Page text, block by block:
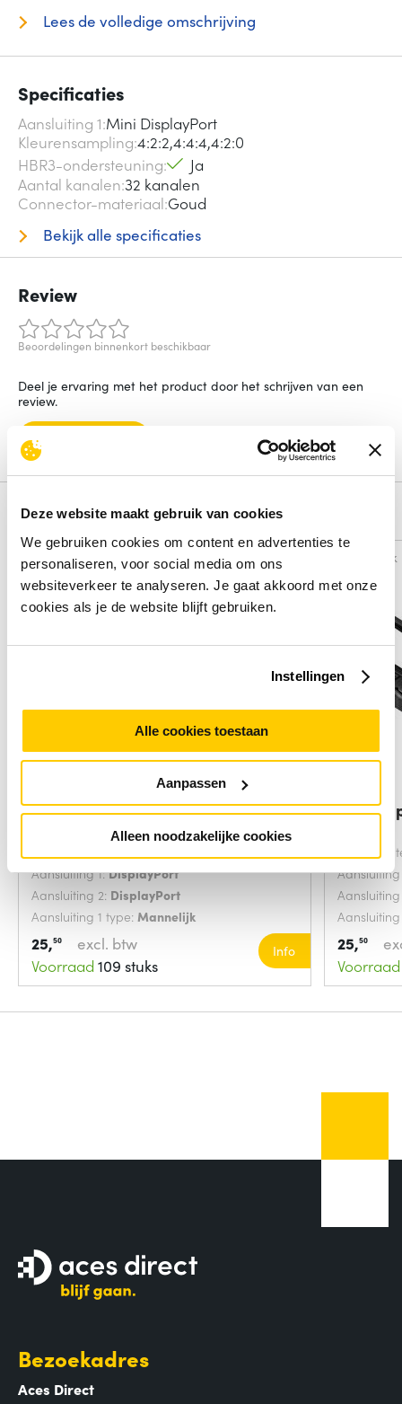
Deze website maakt gebruik van cookies
We gebruiken cookies om content en advertenties te
personaliseren, voor social media om ons
websiteverkeer te analyseren. Je gaat akkoord met onze
cookies als je de website blijft gebruiken.
Instellingen
Alle cookies toestaan
Aanpassen
Alleen noodzakelijke cookies
Lees de volledige omschrijving
Specificaties
Aansluiting 1 Mini DisplayPort
Kleurensampling 4:2:2,4:4:4,4:2:0
HBR3-ondersteuning
Ja
Aantal kanalen 32 kanalen
Connector-materiaal Goud
Bekijk alle specificaties
Review
Beoordelingen binnenkort beschikbaar
Deel je ervaring met het product door het schrijven van een
review.
Schrijf een review
Alternatieven
Vergelijk
ACT 5 meter DisplayPort cable
male - male
Aansluiting 1:DisplayPort
Aansluiting 2: DisplayPort
Aansluiting 1 type: Mannelijk
25,50
excl. btw
Voorraad 109 stuks
Info
Vergelijk
ACT
25,50
Voorraad
Bezoekadres
Aces Direct